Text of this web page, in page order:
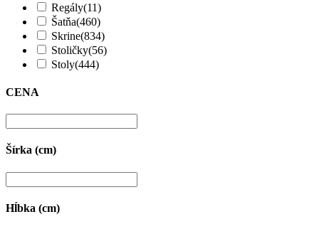
Regály(11)
Šatňa(460)
Skrine(834)
Stoličky(56)
Stoly(444)
CENA
Šírka (cm)
Hĺbka (cm)